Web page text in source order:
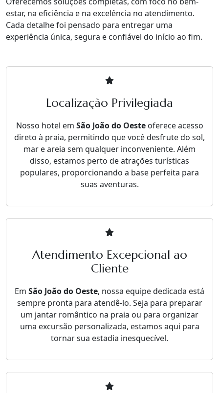
estar, na eficiência e na excelência no atendimento.
Cada detalhe foi pensado para entregar uma
experiência única, segura e confiável do início ao fim.
Localização Privilegiada
Nosso hotel em São João do Oesteoferece acesso
direto à praia, permitindo que você desfrute do sol,
mar e areia sem qualquer inconveniente. Além
disso, estamos perto de atrações turísticas
populares, proporcionando a base perfeita para
suas aventuras.
Atendimento Excepcional ao
Cliente
Em São João do Oeste, nossa equipe dedicada está
sempre pronta para atendê-lo. Seja para preparar
um jantar romântico na praia ou para organizar
uma excursão personalizada, estamos aqui para
tornar sua estadia inesquecível.